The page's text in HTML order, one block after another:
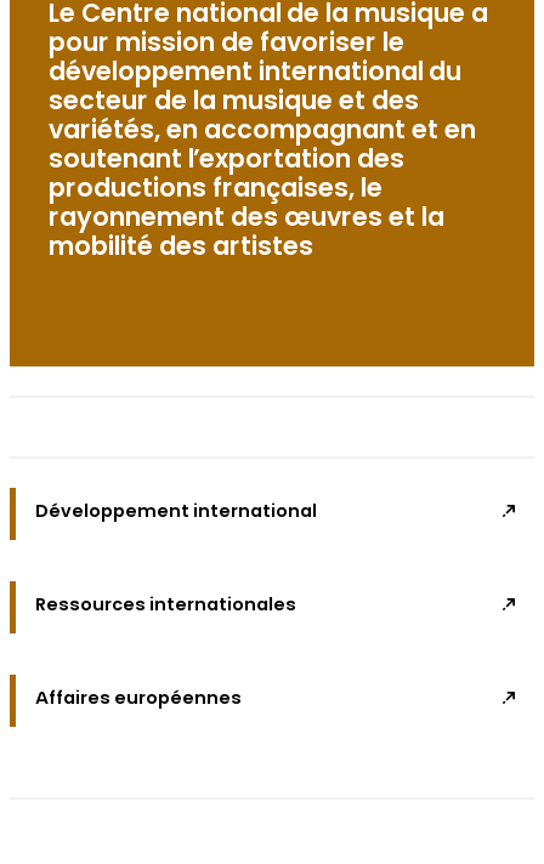
Le Centre national de la musique a
pour mission de favoriser le
développement international du
secteur de la musique et des
variétés, en accompagnant et en
soutenant l’exportation des
productions françaises, le
rayonnement des œuvres et la
mobilité des artistes
Développement international
Ressources internationales
Affaires européennes